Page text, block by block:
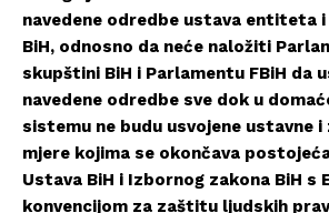
navedene odredbe ustava entiteta
BiH, odnosno da neće naložiti
skupštini BiH i Parlamentu FBiH da
navedene odredbe sve dok u
sistemu ne budu usvojene ustavne i
mjere kojima se okončava
Ustava BiH i Izbornog zakona BiH s
konvencijom za zaštitu ljudskih